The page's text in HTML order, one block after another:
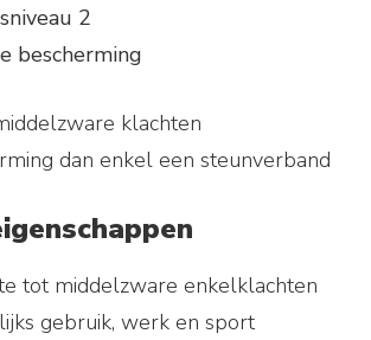
€27,95.
2
bescherming
klachten
dan enkel een steunverband
tot middelzware enkelklachten
gebruik, werk en sport